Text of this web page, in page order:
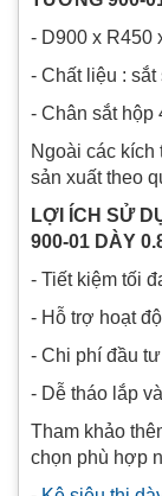
- D900 x R450
- Chất liệu :
- Chân sắt hộp
Ngoài các
sản xuất theo
LỢI ÍCH SỬ
900-01 DÀY
- Tiết kiệm tối
- Hỗ trợ hoạt
- Chi phí đầu
- Dễ tháo lắp
Tham khảo
chọn phù hợp